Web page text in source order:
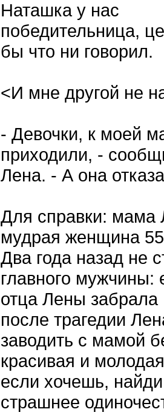
Наташка у нас
победительница,
бы что ни говорил.
<И мне другой не
- Девочки, к моей
приходили, -
Лена. - А она
Для справки: мама
мудрая женщина
Два года назад не
главного мужчины:
отца Лены забрала
после трагедии
заводить с мамой
красивая и
если хочешь,
страшнее